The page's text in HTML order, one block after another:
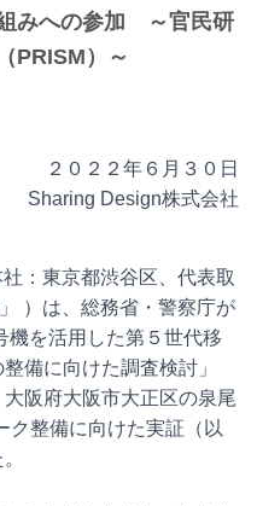
みへの参加 ～官民研
PRISM）～
２０２２年６月３０日
Sharing Design株式会社
：東京都渋谷区、代表取
）は、総務省・警察庁が
機を活用した第５世代移
備に向けた調査検討」
大阪府大阪市大正区の泉尾
ク整備に向けた実証（以